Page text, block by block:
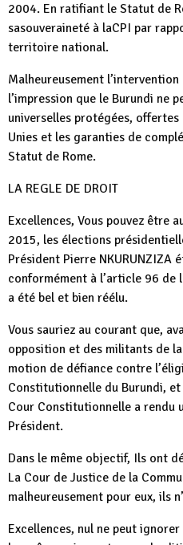
2004. En ratifiant le Statut de
sasouveraineté à laCPI par
territoire national.
Malheureusement
l’impression que le Burundi ne
universelles protégées,
Unies et les garanties de
Statut de Rome.
LA REGLE DE DROIT
Excellences, Vous pouvez être
2015, les élections
Président Pierre NKURUNZIZA
conformément à l’article 96
a été bel et bien réélu.
Vous sauriez au courant que,
opposition et des militants de
motion de défiance contre
Constitutionnelle du Burundi,
Cour Constitutionnelle a rendu
Président.
Dans le même objectif, Ils ont
La Cour de Justice de la
malheureusement pour eux, ils
Excellences, nul ne peut